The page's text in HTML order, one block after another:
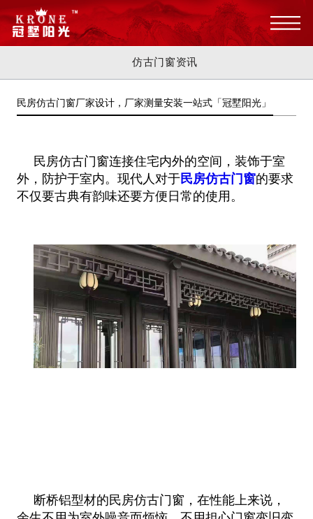
仿古门窗资讯
民房仿古门窗厂家设计，厂家测量安装一站式「冠墅阳光」
民房仿古门窗连接住宅内外的空间，装饰于室
外，防护于室内。现代人对于民房仿古门窗的要求
不仅要古典有韵味还要方便日常的使用 。
断桥铝型材的民房仿古门窗，在性能上来说，